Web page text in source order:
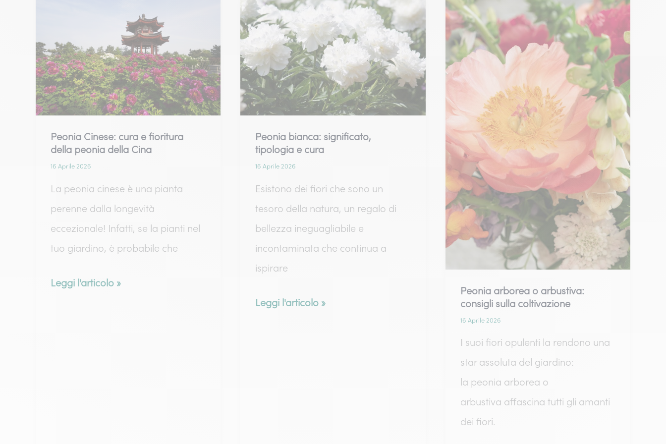
fioritura
potatura
e
piantagione
Peonia Cinese: cura e fioritura
della peonia della Cina
16 Aprile 2026
La peonia cinese è una pianta
perenne dalla longevità
eccezionale! Infatti, se la pianti nel
tuo giardino, è probabile che
Peonia
Leggi l'articolo »
Peonia bianca: significato,
tipologia e cura
16 Aprile 2026
Esistono dei fiori che sono un
tesoro della natura, un regalo di
bellezza ineguagliabile e
incontaminata che continua a
ispirare
Peonia
Leggi l'articolo »
Peonia arborea o arbustiva:
consigli sulla coltivazione
16 Aprile 2026
I suoi fiori opulenti la rendono una
star assoluta del giardino:
la peonia arborea o
arbustiva affascina tutti gli amanti
dei fiori.